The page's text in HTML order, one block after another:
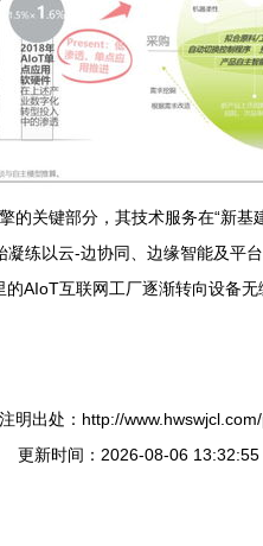
关键部分，其技术服务在“新
练以云-边协同、边缘智能及
AIoT互联网工厂逐渐转向设备
明出处：http://
更新时间：2026-08-06 13:32:55